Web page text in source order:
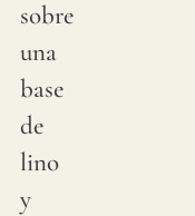
sobre
una
base
de
lino
y